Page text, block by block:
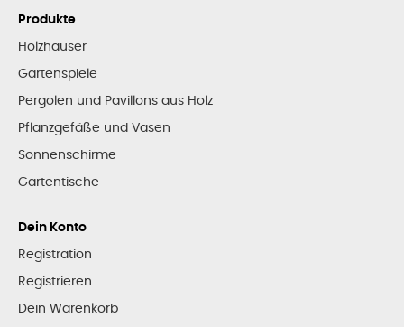
Produkte
Holzhäuser
Gartenspiele
Pergolen und Pavillons aus Holz
Pflanzgefäße und Vasen
Sonnenschirme
Gartentische
Dein Konto
Registration
Registrieren
Dein Warenkorb